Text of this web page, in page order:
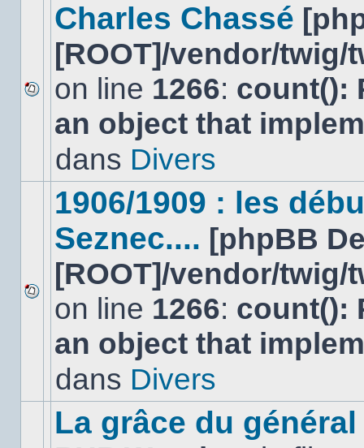
Aucun
nouveau
message
Charles Chassé
[ROOT]/vendor/
on line 1266: count():
an object that
dans Divers
Aucun
nouveau
message
non-
dans
1906/1909 : les
Seznec.... [phpBB
[ROOT]/vendor/
on line 1266: count():
an object that
dans Divers
La grâce du